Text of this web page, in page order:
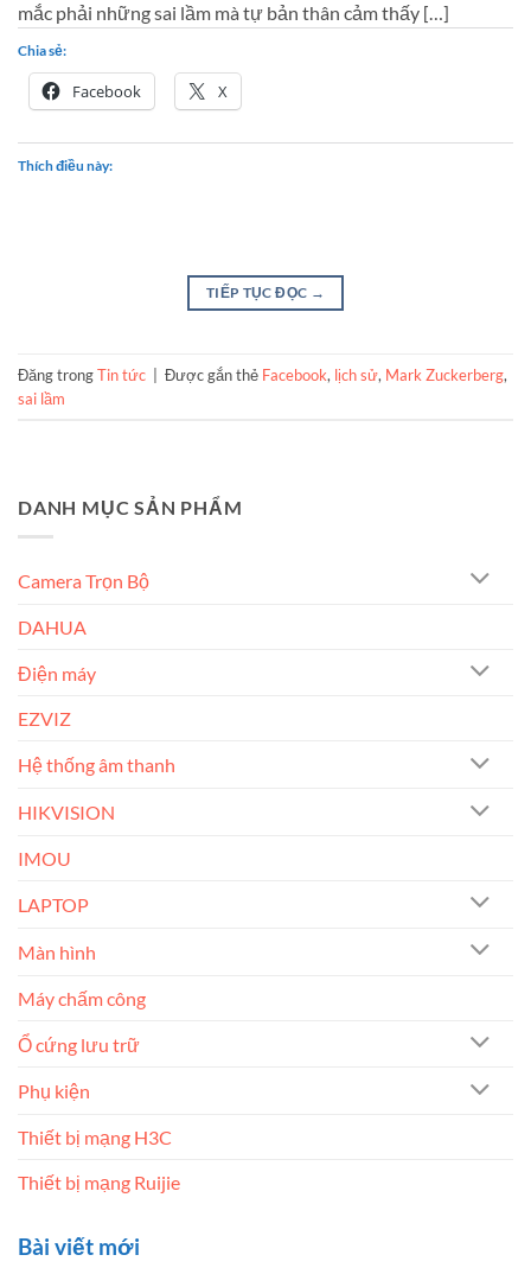
mắc phải những sai lầm mà tự bản thân cảm thấy […]
Chia sẻ:
Facebook X
Thích điều này:
TIẾP TỤC ĐỌC →
Đăng trongTin tức Được gắn thẻ Facebook, lịch sử, Mark Zuckerberg,
sai lầm
DANH MỤC SẢN PHẨM
Camera Trọn Bộ
DAHUA
Điện máy
EZVIZ
Hệ thống âm thanh
HIKVISION
IMOU
LAPTOP
Màn hình
Máy chấm công
Ổ cứng lưu trữ
Phụ kiện
Thiết bị mạng H3C
Thiết bị mạng Ruijie
Bài viết mới